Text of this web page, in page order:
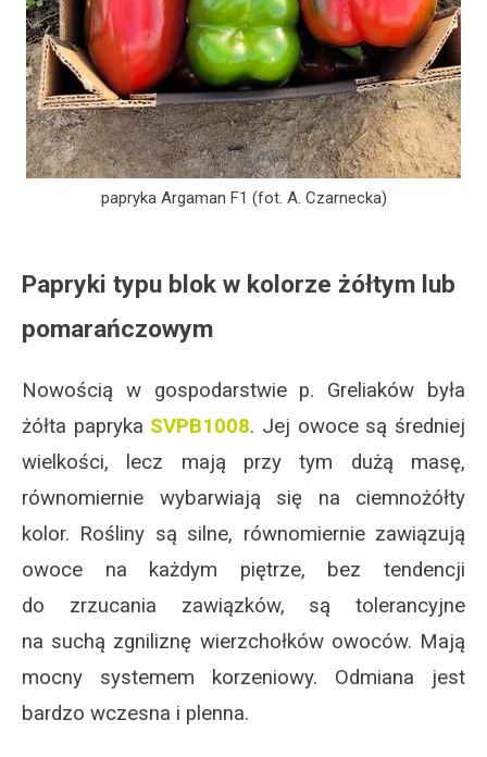
papryka Argaman F1 (fot. A. Czarnecka)
Papryki typu blok w kolorze żółtym lub
pomarańczowym
Nowością w gospodarstwie p. Greliaków była
żółta papryka SVPB1008. Jej owoce są średniej
wielkości, lecz mają przy tym dużą masę,
równomiernie wybarwiają się na ciemnożółty
kolor. Rośliny są silne, równomiernie zawiązują
owoce na każdym piętrze, bez tendencji
do zrzucania zawiązków, są tolerancyjne
na suchą zgniliznę wierzchołków owoców. Mają
mocny systemem korzeniowy. Odmiana jest
bardzo wczesna i plenna.